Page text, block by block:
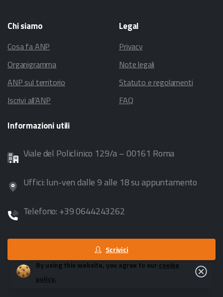
Chisiamo
Cosa fa ANP
Organigramma
ANP sul territorio
Iscrivi all’ANP
Legal
Privacy
Note legali
Statuto e regolamenti
FAQ
Informazioniutili
Viale del Policlinico 129/a – 00161 Roma
Uffici: lun-ven dalle 9 alle 18 su appuntamento
Telefono: +39 0644243262
Scrivici
By using this website, you agree to our cookie
policy.
Close